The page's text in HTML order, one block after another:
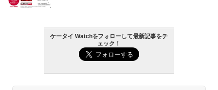
ケータイ Watchをフォローして最新記事をチ
ェック！